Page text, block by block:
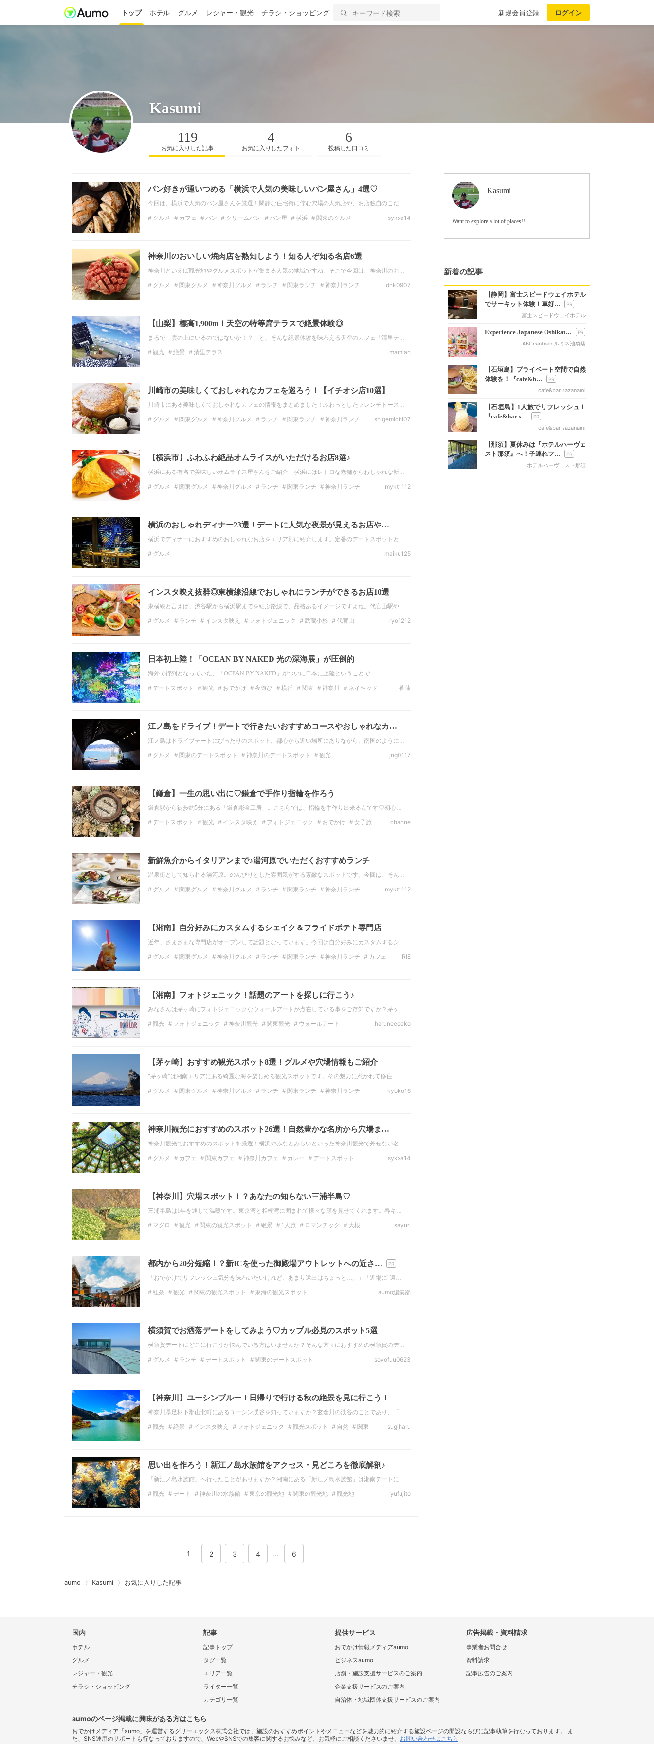
トップ ホテル グルメ レジャー・観光 チラシ・ショッピング 新規会員登録 ログイン
Kasumi
119
お気に入りした記事
4
お気に入りしたフォト
6
投稿した口コミ
パン好きが通いつめる「横浜で人気の美味しいパン屋さん」4選♡
今回は、横浜で人気のパン屋さんを厳選！閑静な住宅街に佇む穴場の人気店や、お店独自のこだ…
グルメ カフェ パン クリームパン パン屋 横浜
関東のグルメ
sykxa14
神奈川のおいしい焼肉店を熟知しよう！知る人ぞ知る名店6選
神奈川といえば観光地やグルメスポットが集まる人気の地域ですね。そこで今回は、神奈川のお…
グルメ 関東グルメ 神奈川グルメ ランチ 関東ランチ
神奈川ランチ
dnk0907
【山梨】標高1,900m！天空の特等席テラスで絶景体験◎
まるで「雲の上にいるのではないか！？」と、そんな絶景体験を味わえる天空のカフェ「清里テ…
観光 絶景 清里テラス mamian
川崎市の美味しくておしゃれなカフェを巡ろう！【イチオシ店10選】
川崎市にある美味しくておしゃれなカフェの情報をまとめました！ふわっとしたフレンチトース…
グルメ 関東グルメ 神奈川グルメ ランチ 関東ランチ
神奈川ランチ
shigemichi07
【横浜市】ふわふわ絶品オムライスがいただけるお店8選♪
横浜にある有名で美味しいオムライス屋さんをご紹介！横浜にはレトロな老舗からおしゃれな新…
グルメ 関東グルメ 神奈川グルメ ランチ 関東ランチ
神奈川ランチ
mykt1112
横浜のおしゃれディナー23選！デートに人気な夜景が見えるお店や…
横浜でディナーにおすすめのおしゃれなお店をエリア別に紹介します。定番のデートスポットと…
グルメ maiku125
インスタ映え抜群◎東横線沿線でおしゃれにランチができるお店10選
東横線と言えば、渋谷駅から横浜駅までを結ぶ路線で、品格あるイメージですよね。代官山駅や…
グルメ ランチ インスタ映え フォトジェニック 武蔵小杉
代官山
ryo1212
日本初上陸！「OCEAN BY NAKED 光の深海展」が圧倒的
海外で行列となっていた、「OCEAN BY NAKED」がついに日本に上陸ということで…
デートスポット 観光 おでかけ 夜遊び 横浜 関東 神奈川
ネイキッド
蒼蓮
江ノ島をドライブ！デートで行きたいおすすめコースやおしゃれなカ…
江ノ島はドライブデートにぴったりのスポット。都心から近い場所にありながら、南国のように…
グルメ 関東のデートスポット 神奈川のデートスポット
観光
jng0117
【鎌倉】一生の思い出に♡鎌倉で手作り指輪を作ろう
鎌倉駅から徒歩約5分にある「鎌倉彫金工房」。こちらでは、指輪を手作り出来るんです♡初心…
デートスポット 観光 インスタ映え フォトジェニック おでかけ
女子旅
channe
新鮮魚介からイタリアンまで♪湯河原でいただくおすすめランチ
温泉街として知られる湯河原。のんびりとした雰囲気がする素敵なスポットです。今回は、そん…
グルメ 関東グルメ 神奈川グルメ ランチ 関東ランチ
神奈川ランチ
mykt1112
【湘南】自分好みにカスタムするシェイク＆フライドポテト専門店
近年、さまざまな専門店がオープンして話題となっています。今回は自分好みにカスタムするシ…
グルメ 関東グルメ 神奈川グルメ ランチ 関東ランチ 神奈川ランチ
カフェ
RIE
【湘南】フォトジェニック！話題のアートを探しに行こう♪
みなさんは茅ヶ崎にフォトジェニックなウォールアートが点在している事をご存知ですか？茅ヶ…
観光 フォトジェニック 神奈川観光 関東観光
ウォールアート
haruneeeeko
【茅ヶ崎】おすすめ観光スポット8選！グルメや穴場情報もご紹介
"茅ヶ崎"は湘南エリアにある綺麗な海を楽しめる観光スポットです。その魅力に惹かれて移住…
グルメ 関東グルメ 神奈川グルメ ランチ 関東ランチ
神奈川ランチ
kyoko16
神奈川観光におすすめのスポット26選！自然豊かな名所から穴場ま…
神奈川観光でおすすめのスポットを厳選！横浜やみなとみらいといった神奈川観光で外せない名…
グルメ カフェ 関東カフェ 神奈川カフェ カレー
デートスポット
sykxa14
【神奈川】穴場スポット！？あなたの知らない三浦半島♡
三浦半島は1年を通して温暖です。東京湾と相模湾に囲まれて様々な顔を見せてくれます。春キ…
マグロ 観光 関東の観光スポット 絶景 1人旅 ロマンチック
大根
sayuri
都内から20分短縮！？新ICを使った御殿場アウトレットへの近さ…
「おでかけでリフレッシュ気分を味わいたいけれど、あまり遠出はちょっと…。」「近場に"遠…
紅茶 観光 関東の観光スポット
東海の観光スポット
aumo編集部
横須賀でお洒落デートをしてみよう♡カップル必見のスポット5選
横須賀デートにどこに行こうか悩んでいる方はいませんか？そんな方々におすすめの横須賀のデ…
グルメ ランチ デートスポット
関東のデートスポット
soyofuu0623
【神奈川】ユーシンブルー！日帰りで行ける秋の絶景を見に行こう！
神奈川県足柄下郡山北町にあるユーシン渓谷を知っていますか？玄倉川の渓谷のことであり、「…
観光 絶景 インスタ映え フォトジェニック 観光スポット 自然
関東
sugiharu
思い出を作ろう！新江ノ島水族館をアクセス・見どころを徹底解剖♪
「新江ノ島水族館」へ行ったことがありますか？湘南にある「新江ノ島水族館」は湘南デートに…
観光 デート 神奈川の水族館 東京の観光地 関東の観光地
観光地
yufujito
1 2 3 4 … 6
Kasumi
Want to explore a lot of places!!
新着の記事
【静岡】富士スピードウェイホテル
でサーキット体験！車好…
富士スピードウェイホテル
Experience Japanese Oshikat…
ABCcanteen ルミネ池袋店
【石垣島】プライベート空間で自然
体験を！『cafe&b…
cafe&bar sazanami
【石垣島】1人旅でリフレッシュ！
『cafe&bar s…
cafe&bar sazanami
【那須】夏休みは『ホテルハーヴェ
スト那須』へ！子連れフ…
ホテルハーヴェスト那須
aumo Kasumi お気に入りした記事
国内
ホテル
グルメ
レジャー・観光
チラシ・ショッピング
記事
記事トップ
タグ一覧
エリア一覧
ライター一覧
カテゴリ一覧
提供サービス
おでかけ情報メディアaumo
ビジネスaumo
店舗・施設支援サービスのご案内
企業支援サービスのご案内
自治体・地域団体支援サービスのご案内
広告掲載・資料請求
事業者お問合せ
資料請求
記事広告のご案内
aumoのページ掲載に興味がある方はこちら
おでかけメディア「aumo」を運営するグリーエックス株式会社では、施設のおすすめポイントやメニューなどを魅力的に紹介する施設ページの開設ならびに記事執筆を行なっております。 ま
た、SNS運用のサポートも行なっておりますので、WebやSNSでの集客に関するお悩みなど、お気軽にご相談くださいませ。 お問い合わせはこちら